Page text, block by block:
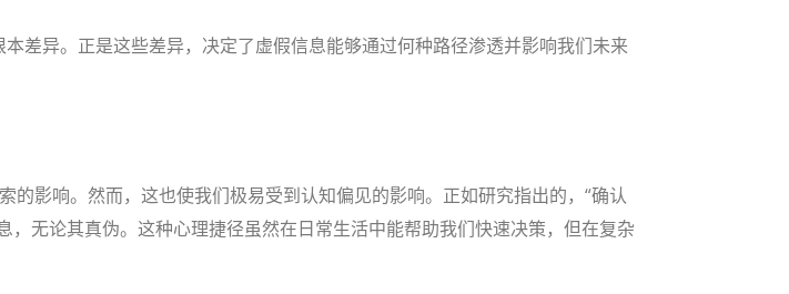
差异。正是这些差异，决定了虚假信息能够通过何种路径渗透并影响我们未来
影响。然而，这也使我们极易受到认知偏见的影响。正如研究指出的，“确认
无论其真伪。这种心理捷径虽然在日常生活中能帮助我们快速决策，但在复杂